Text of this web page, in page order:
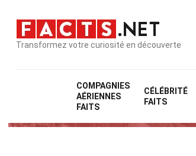
Transformez votre curiosité en découverte
COMPAGNIES
AÉRIENNES
FAITS
CÉLÉBRITÉ
FAITS